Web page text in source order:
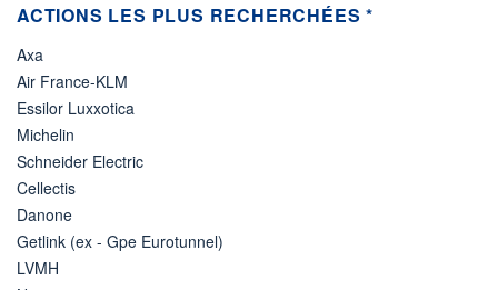
ACTIONS LES PLUS RECHERCHÉES *
Axa
Air France-KLM
Essilor Luxxotica
Michelin
Schneider Electric
Cellectis
Danone
Getlink (ex - Gpe Eurotunnel)
LVMH